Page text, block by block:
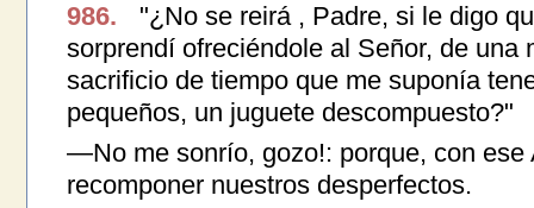
986.
"¿No se reirá , Padre, si le digo
sorprendí ofreciéndole al Señor, de una
sacrificio de tiempo que me suponía
pequeños, un juguete descompuesto?"
—No me sonrío, gozo!: porque, con ese
recomponer nuestros desperfectos.